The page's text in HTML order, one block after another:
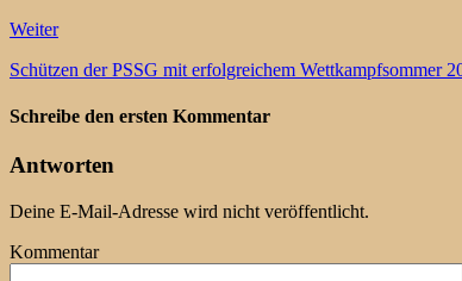
Weiter
Schützen der PSSG mit erfolgreichem Wettkampfsommer
Schreibe den ersten Kommentar
Antworten
Deine E-Mail-Adresse wird nicht veröffentlicht.
Kommentar